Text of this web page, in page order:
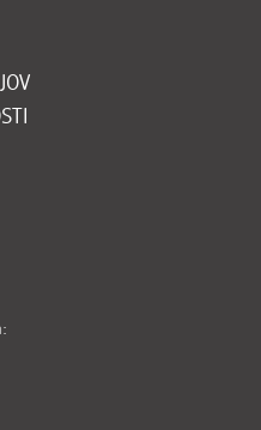
(OTVORI SA V NOVOM